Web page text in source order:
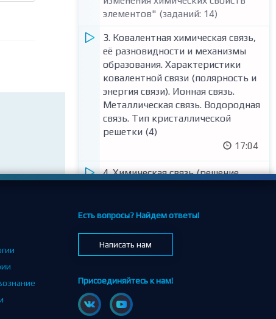
элементов" (заданий: 14)
3. Ковалентная химическая связь,
её разновидности и механизмы
образования. Характеристики
ковалентной связи (полярность и
энергия связи). Ионная связь.
Металлическая связь. Водородная
связь. Тип кристаллической
решетки (4)
17:04
4. Химическая связь (решение
кристаллической решётки.
их состава и строения.
Тест по теме "Химическая связь
(Задания №4)" (заданий: 10)
Есть вопросы? Найдем ответы!
Написать нам
Присоединяйтесь к нам!